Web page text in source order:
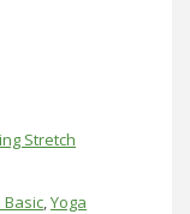
Stretch
Basic,Yoga